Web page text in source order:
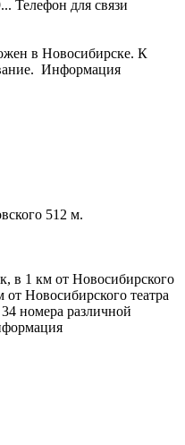
Телефон для связи
в Новосибирске. К
Информация
512 м.
в 1 км от Новосибирского
от Новосибирского театра
номера различной